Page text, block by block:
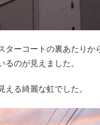
ターコートの裏あたりか
るのが見えました。
える綺麗な虹でした。